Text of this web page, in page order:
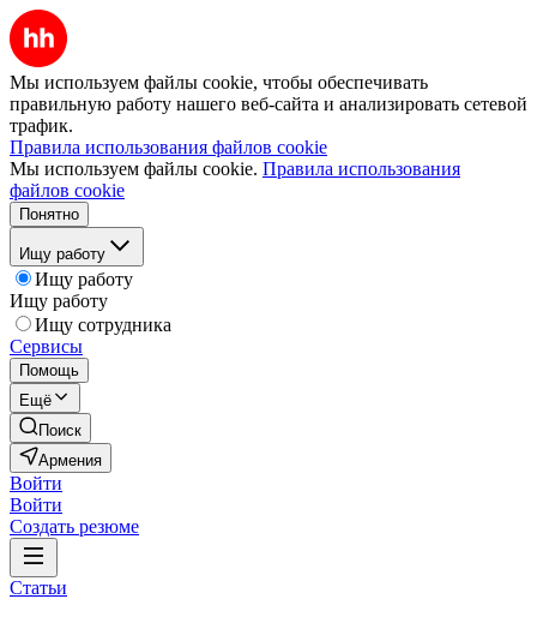
Мы используем файлы cookie, чтобы обеспечивать
правильную работу нашего веб-сайта и анализировать сетевой
трафик.
Правила использования файлов cookie
Мы используем файлы cookie. Правила использования
файлов cookie
Понятно
Ищу работу
Ищу работу
Ищу работу
Ищу сотрудника
Сервисы
Помощь
Ещё
Поиск
Армения
Войти
Войти
Создать резюме
Статьи